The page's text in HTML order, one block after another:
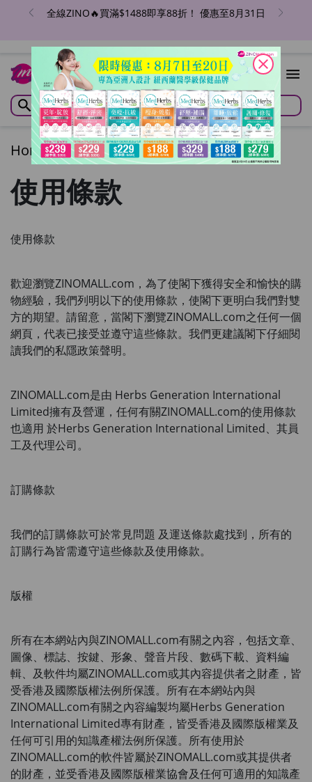
全線ZINO🔥買滿$1488即享88折！ 優惠至8月31日
Home/Terms of Use
使用條款
使用條款
歡迎瀏覽ZINOMALL.com ，為了使閣下獲得安全和愉快的購
物經驗，我們列明以下的使用條款，使閣下更明白我們對雙
方的期望。請留意，當閣下瀏覽ZINOMALL.com之任何一個
網頁，代表已接受並遵守這些條款。我們更建議閣下仔細閱
讀我們的私隱政策聲明。
ZINOMALL.com是由 Herbs Generation International
Limited擁有及營運，任何有關ZINOMALL.com的使用條款
也適用 於Herbs Generation International Limited、其員
工及代理公司。
訂購條款
我們的訂購條款可於常見問題 及運送條款處找到，所有的
訂購行為皆需遵守這些條款及使用條款。
版權
所有在本網站內與ZINOMALL.com有關之內容，包括文章、
圖像、標誌、按鍵、形象、聲音片段、數碼下載、資料編
輯、及軟件均屬ZINOMALL.com或其內容提供者之財產，皆
受香港及國際版權法例所保護。所有在本網站內與
ZINOMALL.com有關之內容編製均屬Herbs Generation
International Limited專有財產，皆受香港及國際版權業及
任何可引用的知識產權法例所保護。所有使用於
ZINOMALL.com的軟件皆屬於ZINOMALL.com或其提供者
的財產，並受香港及國際版權業協會及任何可適用的知識產
close